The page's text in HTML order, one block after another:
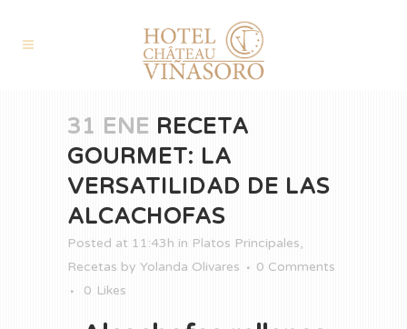
31 ENE RECETA
GOURMET: LA
VERSATILIDAD DE LAS
ALCACHOFAS
Posted at 11:43h in Platos Principales,
Recetas by Yolanda Olivares
0 Comments
0 Likes